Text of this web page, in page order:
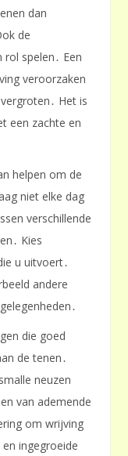
dan
de
spelen․ Een
veroorzaken
Het is
een zachte en
helpen om de
niet elke dag
verschillende
Kies
u uitvoert․
andere
die goed
de tenen․
neuzen
van ademende
om wrijving
ingegroeide